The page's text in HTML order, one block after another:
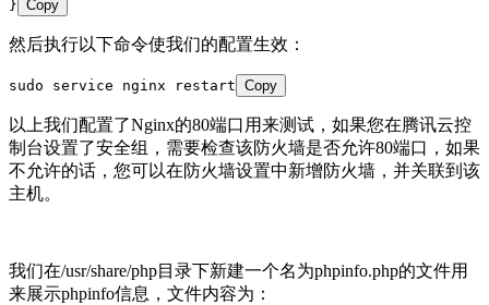
} Copy
然后执行以下命令使我们的配置生效：
sudo service nginx restart Copy
以上我们配置了Nginx的80端口用来测试，如果您在腾讯云控
制台设置了安全组，需要检查该防火墙是否允许80端口，如果
不允许的话，您可以在防火墙设置中新增防火墙，并关联到该
主机。
我们在/usr/share/php目录下新建一个名为phpinfo.php的文件用
来展示phpinfo信息，文件内容为：